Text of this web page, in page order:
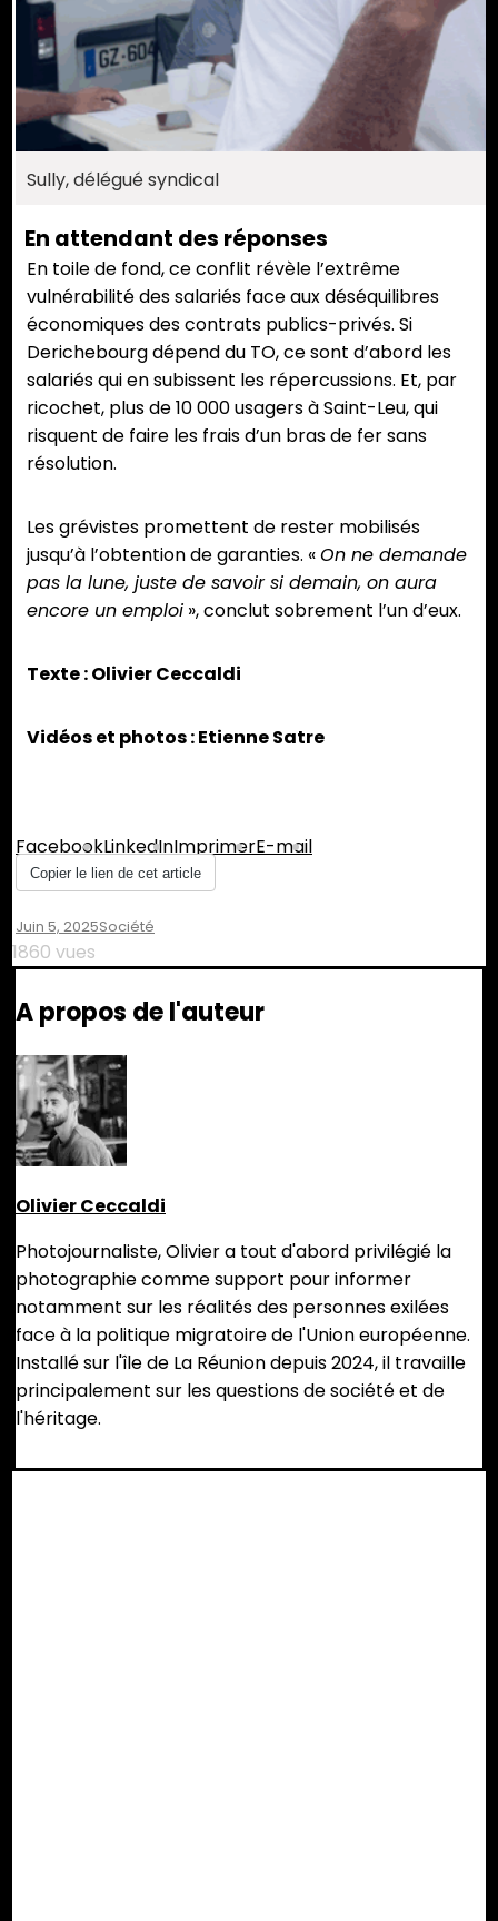
Sully, délégué syndical
En attendant des réponses
En toile de fond, ce conflit révèle l’extrême
vulnérabilité des salariés face aux déséquilibres
économiques des contrats publics-privés. Si
Derichebourg dépend du TO, ce sont d’abord les
salariés qui en subissent les répercussions. Et, par
ricochet, plus de 10 000 usagers à Saint-Leu, qui
risquent de faire les frais d’un bras de fer sans
résolution.
Les grévistes promettent de rester mobilisés
jusqu’à l’obtention de garanties. «On ne demande
pas la lune, juste de savoir si demain, on aura
encore un emploi », conclut sobrement l’un d’eux.
Texte : Olivier Ceccaldi
Vidéos et photos : Etienne Satre
FacebookLinkedInImprimerE-mail
Copier le lien de cet article
Juin 5, 2025Société
1860 vues
A propos de l'auteur
Olivier Ceccaldi
Photojournaliste, Olivier a tout d'abord privilégié la
photographie comme support pour informer
notamment sur les réalités des personnes exilées
face à la politique migratoire de l'Union européenne.
Installé sur l'île de La Réunion depuis 2024, il travaille
principalement sur les questions de société et de
l'héritage.